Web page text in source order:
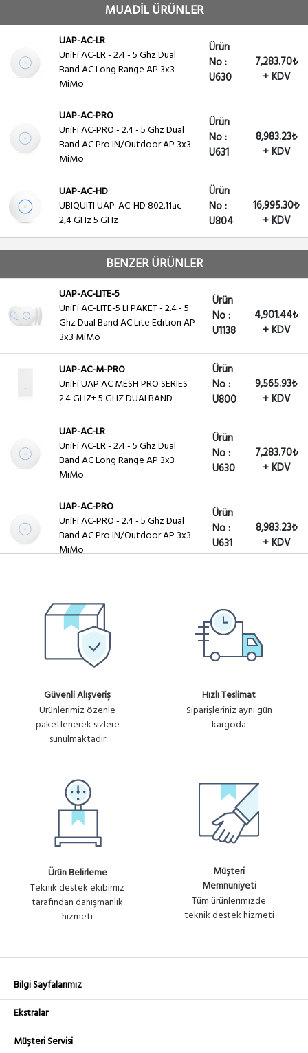
MUADİL ÜRÜNLER
UAP-AC-LR
UniFi AC-LR - 2.4 - 5 Ghz Dual
Band AC Long Range AP 3x3
MiMo
Ürün
No :
U630
7,283.70₺
+ KDV
UAP-AC-PRO
UniFi AC-PRO - 2.4 - 5 Ghz Dual
Band AC Pro IN/Outdoor AP 3x3
MiMo
Ürün
No :
U631
8,983.23₺
+ KDV
UAP-AC-HD
UBIQUITI UAP-AC-HD 802.11ac
2,4 GHz 5 GHz
Ürün
No :
U804
16,995.30₺
+ KDV
BENZER ÜRÜNLER
UAP-AC-LITE-5
UniFi AC-LITE-5 LI PAKET - 2.4 - 5
Ghz Dual Band AC Lite Edition AP
3x3 MiMo
Ürün
No :
U1138
4,901.44₺
+ KDV
UAP-AC-M-PRO
UniFi UAP AC MESH PRO SERIES
2.4 GHZ+ 5 GHZ DUALBAND
Ürün
No :
U800
9,565.93₺
+ KDV
UAP-AC-LR
UniFi AC-LR - 2.4 - 5 Ghz Dual
Band AC Long Range AP 3x3
MiMo
Ürün
No :
U630
7,283.70₺
+ KDV
UAP-AC-PRO
UniFi AC-PRO - 2.4 - 5 Ghz Dual
Band AC Pro IN/Outdoor AP 3x3
MiMo
Ürün
No :
U631
8,983.23₺
+ KDV
GHz 5 GHz
U804
UAP-AC-PRO-E
UniFi AC-PRO - 2.4 - 5 Ghz Dual
MiMo - POE ADAPTÖRSÜZ
Ürün
No :
6,952.05₺
UAP-AC-LR-5
UniFi AC-LR - 2.4 - 5 Ghz Dual
Ürün
Güvenli Alışveriş
Ürünlerimiz özenle
paketlenerek sizlere
sunulmaktadır
Hızlı Teslimat
Siparişleriniz aynı gün
kargoda
Ürün Belirleme
Teknik destek ekibimiz
tarafından danışmanlık
hizmeti
Müşteri
Memnuniyeti
Tüm ürünlerimizde
teknik destek hizmeti
Bilgi Sayfalarımız
Ekstralar
Müşteri Servisi